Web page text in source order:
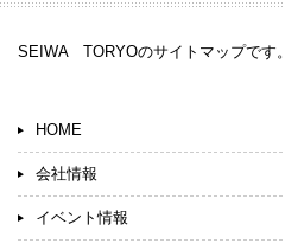
SEIWA TORYOのサイトマップです。
HOME
会社情報
イベント情報